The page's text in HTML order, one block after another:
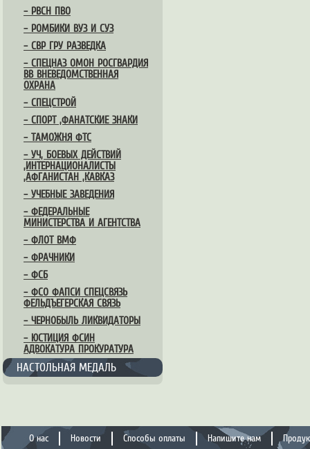
– РВСН ПВО
– РОМБИКИ ВУЗ И СУЗ
– СВР ГРУ РАЗВЕДКА
– СПЕЦНАЗ ОМОН РОСГВАРДИЯ
ВВ ВНЕВЕДОМСТВЕННАЯ
ОХРАНА
– СПЕЦСТРОЙ
– СПОРТ ,ФАНАТСКИЕ ЗНАКИ
– ТАМОЖНЯ ФТС
– УЧ, БОЕВЫХ ДЕЙСТВИЙ
,ИНТЕРНАЦИОНАЛИСТЫ
,АФГАНИСТАН ,КАВКАЗ
– УЧЕБНЫЕ ЗАВЕДЕНИЯ
– ФЕДЕРАЛЬНЫЕ
МИНИСТЕРСТВА И АГЕНТСТВА
– ФЛОТ ВМФ
– ФРАЧНИКИ
– ФСБ
– ФСО ФАПСИ СПЕЦСВЯЗЬ
ФЕЛЬДЪЕГЕРСКАЯ СВЯЗЬ
– ЧЕРНОБЫЛЬ ЛИКВИДАТОРЫ
– ЮСТИЦИЯ ФСИН
АДВОКАТУРА ПРОКУРАТУРА
НАСТОЛЬНАЯ МЕДАЛЬ
О нас Новости Способы оплаты Напишите нам